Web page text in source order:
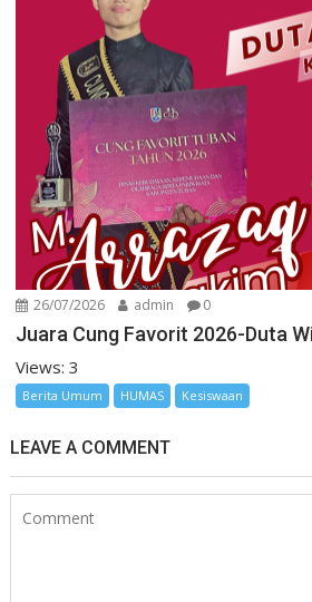
26/07/2026 admin 0
Juara Cung Favorit 2026-Duta
Views: 3
Berita Umum HUMAS Kesiswaan
LEAVE A COMMENT